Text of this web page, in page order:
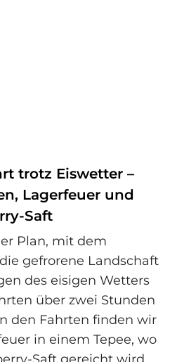
trotz Eiswetter –
Lagerfeuer und
Saft
Plan, mit dem
gefrorene Landschaft
des eisigen Wetters
über zwei Stunden
den Fahrten finden wir
in einem Tepee, wo